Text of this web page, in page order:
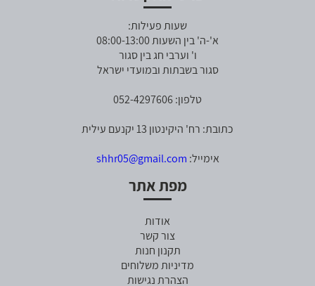
שעות פעילות:
א'-ה' בין השעות 08:00-13:00
ו' וערבי חג בין סגור
סגור בשבתות ובמועדי ישראל
טלפון: 052-4297606
כתובת: רח' היקינטון 13 יקנעם עילית
אימייל: shhr05@gmail.com
מפת אתר
אודות
צור קשר
תקנון חנות
מדיניות משלוחים
הצהרת נגישות